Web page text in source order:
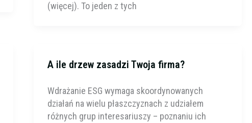
(więcej). To jeden z tych
A ile drzew zasadzi Twoja firma?
Wdrażanie ESG wymaga skoordynowanych
działań na wielu płaszczyznach z udziałem
różnych grup interesariuszy – poznaniu ich